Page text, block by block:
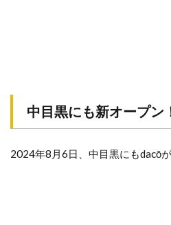
中目黒にも新オープン
2024年8月6日、中目黒にもdacō